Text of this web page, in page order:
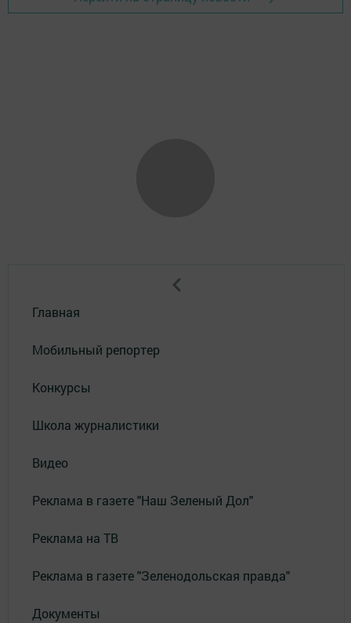
Главная
Мобильный репортер
Конкурсы
Школа журналистики
Видео
Реклама в газете "Наш Зеленый Дол"
Реклама на ТВ
Реклама в газете "Зеленодольская правда"
Документы